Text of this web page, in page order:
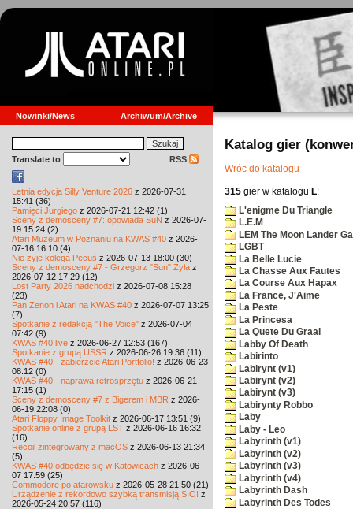
Nowinki/News Archiwum/Archive
Translate to RSS
Letnia edycja Silly Venture 2026 z 2026-07-31
15:41 (36)
Pamięci Jurgiego z 2026-07-21 12:42 (1)
Sceny z demosceny #7: opowiada SuN z 2026-07-
19 15:24 (2)
Atari Muzeum w Poznaniu na KWAS #40 z 2026-
07-16 16:10 (4)
Nie żyje kolega Pecuś z 2026-07-13 18:00 (30)
Sceny z demosceny #7 - Grzegorz "Sun" Żyła z
2026-07-12 17:29 (12)
Lost Party 2026 nadchodzi z 2026-07-08 15:28
(23)
Pan Zenon i Atari na KWAS #40 z 2026-07-07 13:25
(7)
Spotkanie z redakcją "The Voice" z 2026-07-04
07:42 (9)
KWAS #40 live z 2026-06-27 12:53 (167)
Spotkanie z grupą USSR z 2026-06-26 19:36 (11)
KWAS #40 - zabierzcie Atari Portfolio! z 2026-06-23
08:12 (0)
KWAS #40 - naprawa retrosprzętu z 2026-06-21
17:15 (1)
Sceny z demosceny #7 z Bigerem i MBR z 2026-
06-19 22:08 (0)
Atari Floppy Image Toolkit z 2026-06-17 13:51 (9)
Spotkanie online z grupą LST z 2026-06-16 16:32
(16)
Recoil zintegrowany z macOS z 2026-06-13 21:34
(5)
KWAS #40 odbędzie się w Katowicach z 2026-06-
07 17:59 (25)
Commodore po atarowsku z 2026-05-28 21:50 (21)
Urządzenie z rekordowo szybką transmisją SIO! z
2026-05-24 20:57 (116)
Katalog gier
Wróc do katalogu
315 gier w katalogu L:
L'enigme Du Triangle
L.E.M
LEM The Moon Lander
LGBT
La Belle Lucie
La Chasse Aux Fautes
La Course Aux Hapax
La France, J'Aime
La Peste
La Princesa
La Quete Du Graal
Labby Of Death
Labirinto
Labirynt (v1)
Labirynt (v2)
Labirynt (v3)
Labirynty Robbo
Laby
Laby - Leo
Labyrinth (v1)
Labyrinth (v2)
Labyrinth (v3)
Labyrinth (v4)
Labyrinth Dash
Labyrinth Des Todes